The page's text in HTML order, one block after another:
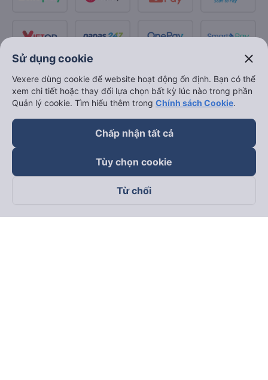
Facebook Tiktok Youtube
Sử dụng cookie close
Vexere dùng cookie để website hoạt động ổn định. Bạn có thể
xem chi tiết hoặc thay đổi lựa chọn bất kỳ lúc nào trong phần
Quản lý cookie. Tìm hiểu thêm trong Chính sách Cookie.
Chấp nhận tất cả
Tùy chọn cookie
Từ chối